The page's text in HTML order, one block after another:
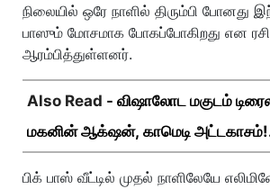
நிலையில் ஒரே நாளில் திரும்பி போனது
பாஸும் மோசமாக போகப்போகிறது என
ஆரம்பித்துள்ளனர்.
Also Read - விஷாலோட மகுடம்
மகனின் ஆக்‌ஷன், காமெடி
பிக் பாஸ் வீட்டில் முதல் நாளிலேயே